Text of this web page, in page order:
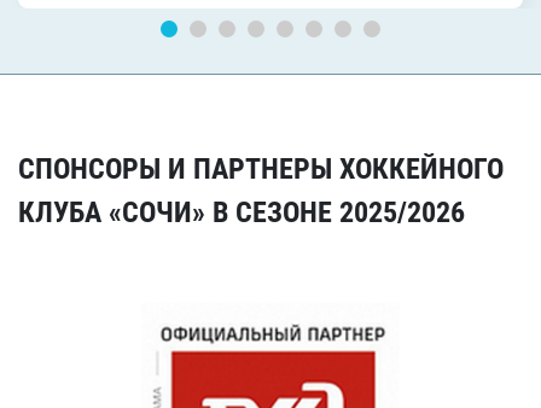
СПОНСОРЫ И ПАРТНЕРЫ ХОККЕЙНОГО
КЛУБА «СОЧИ» В СЕЗОНЕ 2025/2026